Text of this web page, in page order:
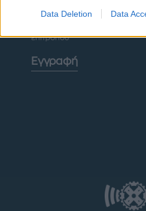
Data Deletion Data
Δηλώνω υπεύθυνα ότι
επιτρόπου
Εγγραφή